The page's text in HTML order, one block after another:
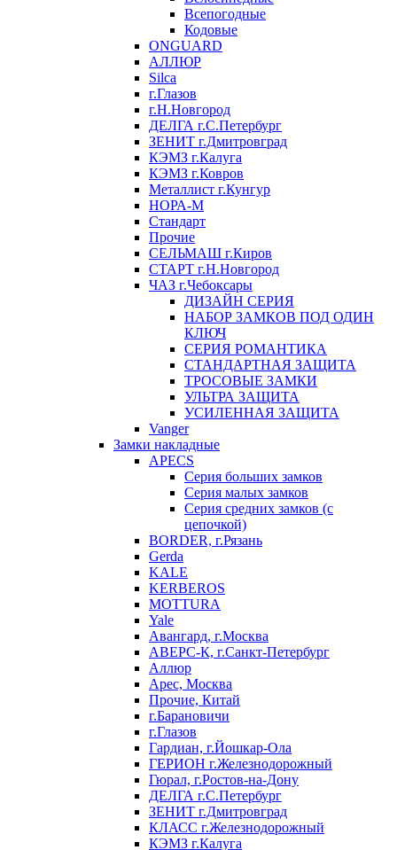
Всепогодные
Кодовые
ONGUARD
АЛЛЮР
Silca
г.Глазов
г.Н.Новгород
ДЕЛГА г.С.Петербург
ЗЕНИТ г.Дмитровград
КЭМЗ г.Калуга
КЭМЗ г.Ковров
Металлист г.Кунгур
НОРА-М
Стандарт
Прочие
СЕЛЬМАШ г.Киров
СТАРТ г.Н.Новгород
ЧАЗ г.Чебоксары
ДИЗАЙН СЕРИЯ
НАБОР ЗАМКОВ ПОД ОДИН
КЛЮЧ
СЕРИЯ РОМАНТИКА
СТАНДАРТНАЯ ЗАЩИТА
ТРОСОВЫЕ ЗАМКИ
УЛЬТРА ЗАЩИТА
УСИЛЕННАЯ ЗАЩИТА
Vanger
Замки накладные
APECS
Серия больших замков
Серия малых замков
Серия средних замков (с
цепочкой)
BORDER, г.Рязань
Gerda
KALE
KERBEROS
MOTTURA
Yale
Авангард, г.Москва
АВЕРС-К, г.Санкт-Петербург
Аллюр
Арес, Москва
Прочие, Китай
г.Барановичи
г.Глазов
Гардиан, г.Йошкар-Ола
ГЕРИОН г.Железнодорожный
Гюрал, г.Ростов-на-Дону
ДЕЛГА г.С.Петербург
ЗЕНИТ г.Дмитровград
КЛАСС г.Железнодорожный
КЭМЗ г.Калуга